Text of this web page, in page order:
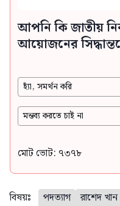
আপনি কি জাতীয়
আয়োজনের
হ্যাঁ, সমর্থন করি
মন্তব্য করতে চাই না
মোট ভোট: ৭৩৭৮
বিষয়ঃ পদত্যাগ রাশেদ খান